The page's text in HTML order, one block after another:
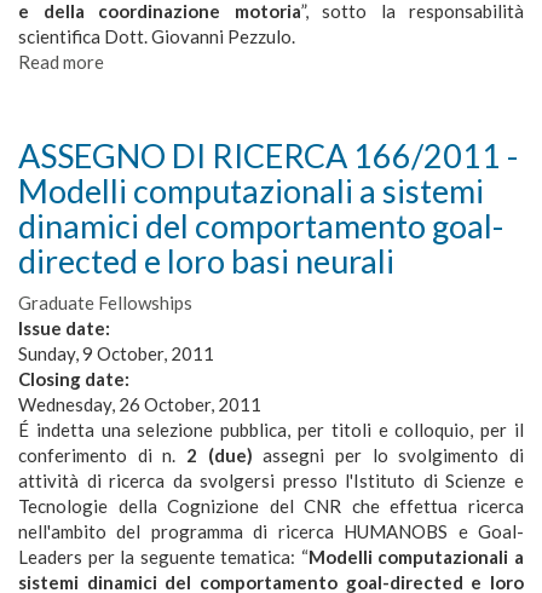
e della coordinazione motoria”, sotto la responsabilità
scientifica Dott. Giovanni Pezzulo.
Read more
159/2011
Linguaggio
ed
azione:
neurali
e
correlati
comportamentali
dell’elaborazione
del
linguaggio
e
della
coordinazione
motoria
ASSEGNO DI RICERCA 166/2011 -
Modelli computazionali a sistemi
dinamici del comportamento goal-
directed e loro basi neurali
Graduate Fellowships
Issue date:
Sunday, 9 October, 2011
Closing date:
Wednesday, 26 October, 2011
É indetta una selezione pubblica, per titoli e colloquio, per il
conferimento di n. 2 (due) assegni per lo svolgimento di
attività di ricerca da svolgersi presso l'Istituto di Scienze e
Tecnologie della Cognizione del CNR che effettua ricerca
nell'ambito del programma di ricerca HUMANOBS e Goal-
Leaders per la seguente tematica: “Modelli computazionali a
sistemi dinamici del comportamento goal-directed e loro